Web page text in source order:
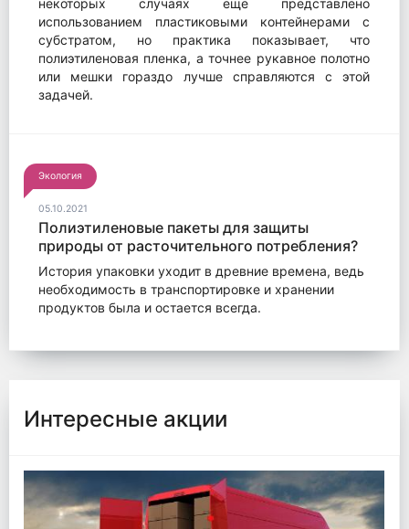
некоторых случаях еще представлено
использованием пластиковыми контейнерами с
субстратом, но практика показывает, что
полиэтиленовая пленка, а точнее рукавное полотно
или мешки гораздо лучше справляются с этой
задачей.
Экология
05.10.2021
Полиэтиленовые пакеты для защиты
природы от расточительного потребления?
История упаковки уходит в древние времена, ведь
необходимость в транспортировке и хранении
продуктов была и остается всегда.
Интересные акции